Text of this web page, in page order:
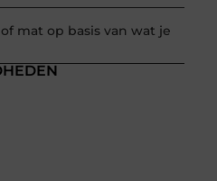
mat op basis van wat je